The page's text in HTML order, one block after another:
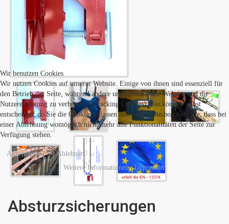
Absturzsicherungen
Wir benutzen Cookies
Wir nutzen Cookies auf unserer Website. Einige von ihnen sind essenziell für
den Betrieb der Seite, während andere uns helfen, diese Website und die
Nutzererfahrung zu verbessern (Tracking Cookies). Sie können selbst
entscheiden, ob Sie die Cookies zulassen möchten. Bitte beachten Sie, dass bei
einer Ablehnung womöglich nicht mehr alle Funktionalitäten der Seite zur
Verfügung stehen.
Akzeptieren
Ablehnen
Weitere Informationen|Impressum